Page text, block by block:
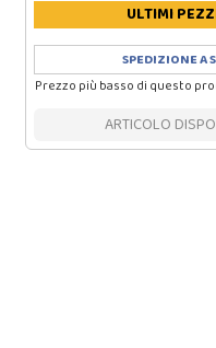
ULTIMI
SPEDIZIONE A
Prezzo più basso di questo
ARTICOLO